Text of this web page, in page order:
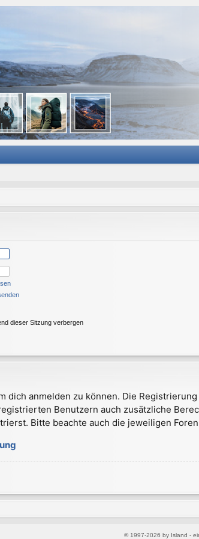
dieser Sitzung verbergen
dich anmelden zu können. Die
Benutzern auch zusätzliche
Bitte beachte auch die jeweiligen
© 1997-2026 by Island -